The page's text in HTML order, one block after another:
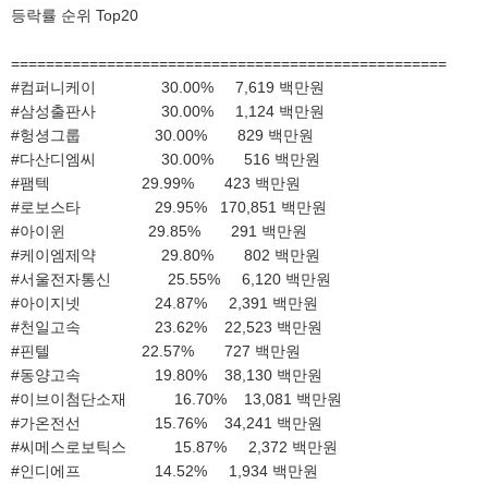
등락률 순위 Top20
==================================================
#컴퍼니케이 30.00% 7,619 백만원
#삼성출판사 30.00% 1,124 백만원
#헝셩그룹 30.00% 829 백만원
#다산디엠씨 30.00% 516 백만원
#팸텍 29.99% 423 백만원
#로보스타 29.95% 170,851 백만원
#아이윈 29.85% 291 백만원
#케이엠제약 29.80% 802 백만원
#서울전자통신 25.55% 6,120 백만원
#아이지넷 24.87% 2,391 백만원
#천일고속 23.62% 22,523 백만원
#핀텔 22.57% 727 백만원
#동양고속 19.80% 38,130 백만원
#이브이첨단소재 16.70% 13,081 백만원
#가온전선 15.76% 34,241 백만원
#씨메스로보틱스 15.87% 2,372 백만원
#인디에프 14.52% 1,934 백만원